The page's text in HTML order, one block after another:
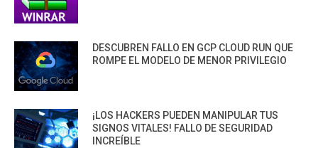
DESCUBREN FALLO EN GCP CLOUD RUN QUE
ROMPE EL MODELO DE MENOR PRIVILEGIO
¡LOS HACKERS PUEDEN MANIPULAR TUS
SIGNOS VITALES! FALLO DE SEGURIDAD
INCREÍBLE